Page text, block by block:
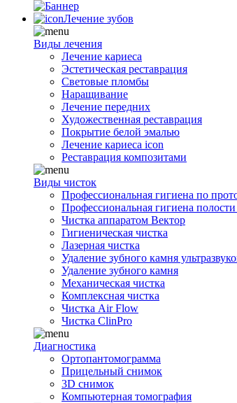
Лечение зубов
Виды лечения
Лечение кариеса
Эстетическая реставрация
Световые пломбы
Наращивание
Лечение передних
Художественная реставрация
Покрытие белой эмалью
Лечение кариеса icon
Реставрация композитами
Виды чисток
Профессиональная гигиена по
Профессиональная гигиена полости
Чистка аппаратом Вектор
Гигиеническая чистка
Лазерная чистка
Удаление зубного камня
Удаление зубного камня
Механическая чистка
Комплексная чистка
Чистка Air Flow
Чистка ClinPro
Диагностика
Ортопантомограмма
Прицельный снимок
3D снимок
Компьютерная томография